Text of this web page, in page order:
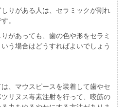
りがある人は、セラミックが割れ
。
があっても、歯の色や形をセラミ
う場合はどうすればよいでしょう
、マウスピースを装着して歯やセ
リヌス毒素注射を行って、咬筋の